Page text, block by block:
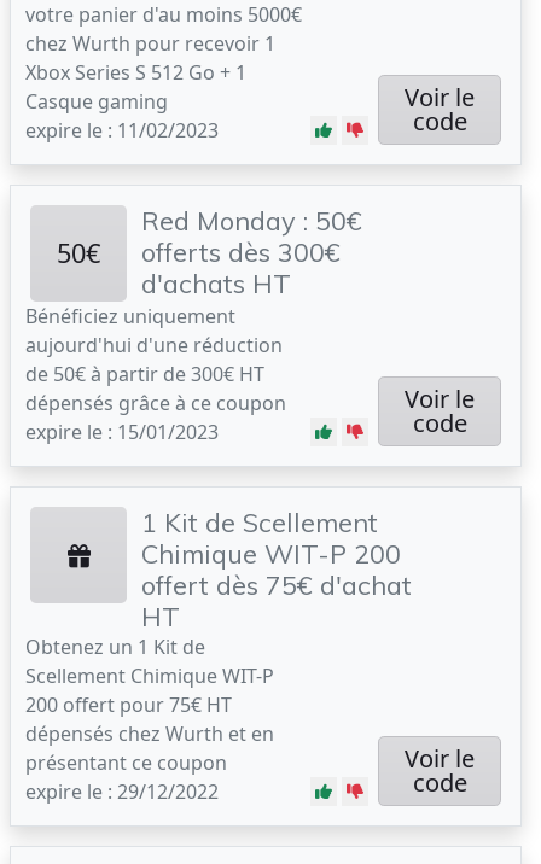
votre panier d'au moins 5000€
chez Wurth pour recevoir 1
Xbox Series S 512 Go + 1
Casque gaming
expire le : 11/02/2023
Voir le
code
50€
Red Monday : 50€
offerts dès 300€
d'achats HT
Bénéficiez uniquement
aujourd'hui d'une réduction
de 50€ à partir de 300€ HT
dépensés grâce à ce coupon
expire le : 15/01/2023
Voir le
code
1 Kit de Scellement
Chimique WIT-P 200
offert dès 75€ d'achat
HT
Obtenez un 1 Kit de
Scellement Chimique WIT-P
200 offert pour 75€ HT
dépensés chez Wurth et en
présentant ce coupon
expire le : 29/12/2022
Voir le
code